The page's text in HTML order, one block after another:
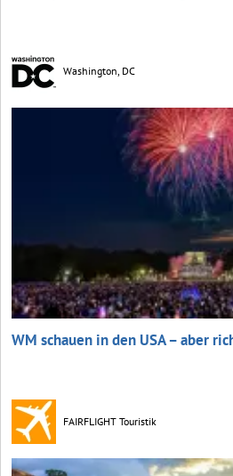
Washington, DC
WM schauen in den USA – aber
FAIRFLIGHT Touristik